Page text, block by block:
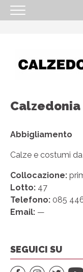
I NOSTRI
PROMOZIONI
NEGOZI
I NOSTRI
IL TUO
Calzedonia
Abbigliamento
Calze e costumi
Collocazione:
Lotto: 47
Telefono: 085
Email: —
SEGUICI SU